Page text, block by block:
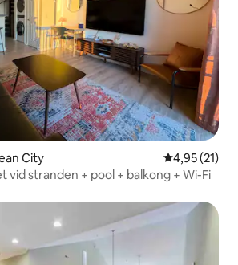
City 4,95 av 5 i
4,95 (21)
vid stranden + pool + balkong + Wi-Fi